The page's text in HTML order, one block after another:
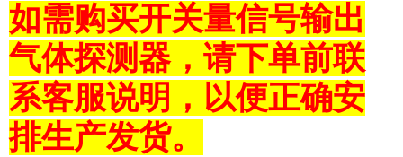
如需购买开关量信号输出
气体探测器，请下单前联
系客服说明，以便正确安
排生产发货。